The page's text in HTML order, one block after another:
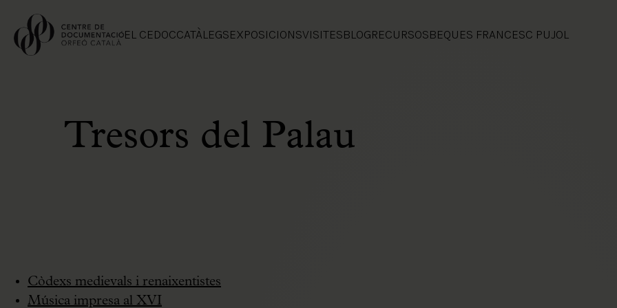
EL CEDOCCATÀLEGSEXPOSICIONSVISITESBLOGRECURSOSBEQUES FRANCESC PUJOL
Tresors del Palau
Còdexs medievals i renaixentistes
Música impresa al XVI